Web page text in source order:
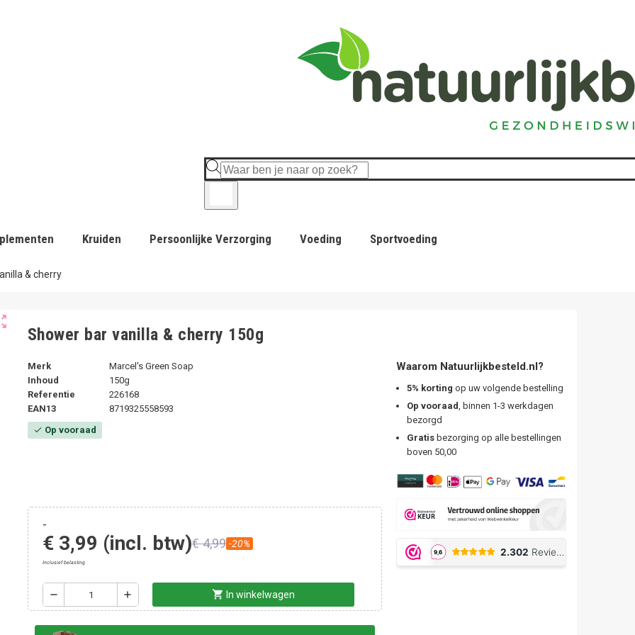
Kruiden Persoonlijke Verzorging Voeding Sportvoeding
& cherry
Shower bar vanilla & cherry 150g
Merk
Marcel's Green Soap
Inhoud
150g
Referentie
226168
EAN13
8719325558593
check Op vooraad
-
€ 3,99 (incl. btw)€ 4,99 -20%
Inclusief belasting
remove add shopping_cart In winkelwagen
Waarom Natuurlijkbesteld.nl?
5% korting op uw volgende bestelling
Op vooraad, binnen 1-3 werkdagen
bezorgd
Gratisbezorging op alle bestellingen
boven 50,00